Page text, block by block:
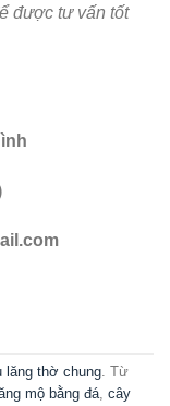
được tư vấn tốt
lăng thờ chung. Từ
mộ bằng đá, cây